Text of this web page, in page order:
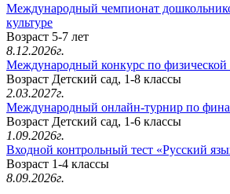
Международный чемпионат
культуре
Возраст 5-7 лет
8.12.2026г.
Международный конкурс по физической
Возраст Детский сад, 1-8 классы
2.03.2027г.
Международный онлайн-турнир по
Возраст Детский сад, 1-6 классы
1.09.2026г.
Входной контрольный тест «Русский
Возраст 1-4 классы
8.09.2026г.